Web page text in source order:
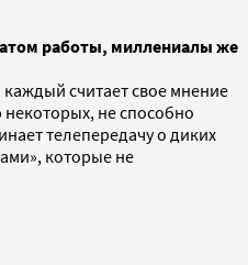
работы, миллениалы же
считает свое мнение
не способно
телепередачу о диких
которые не